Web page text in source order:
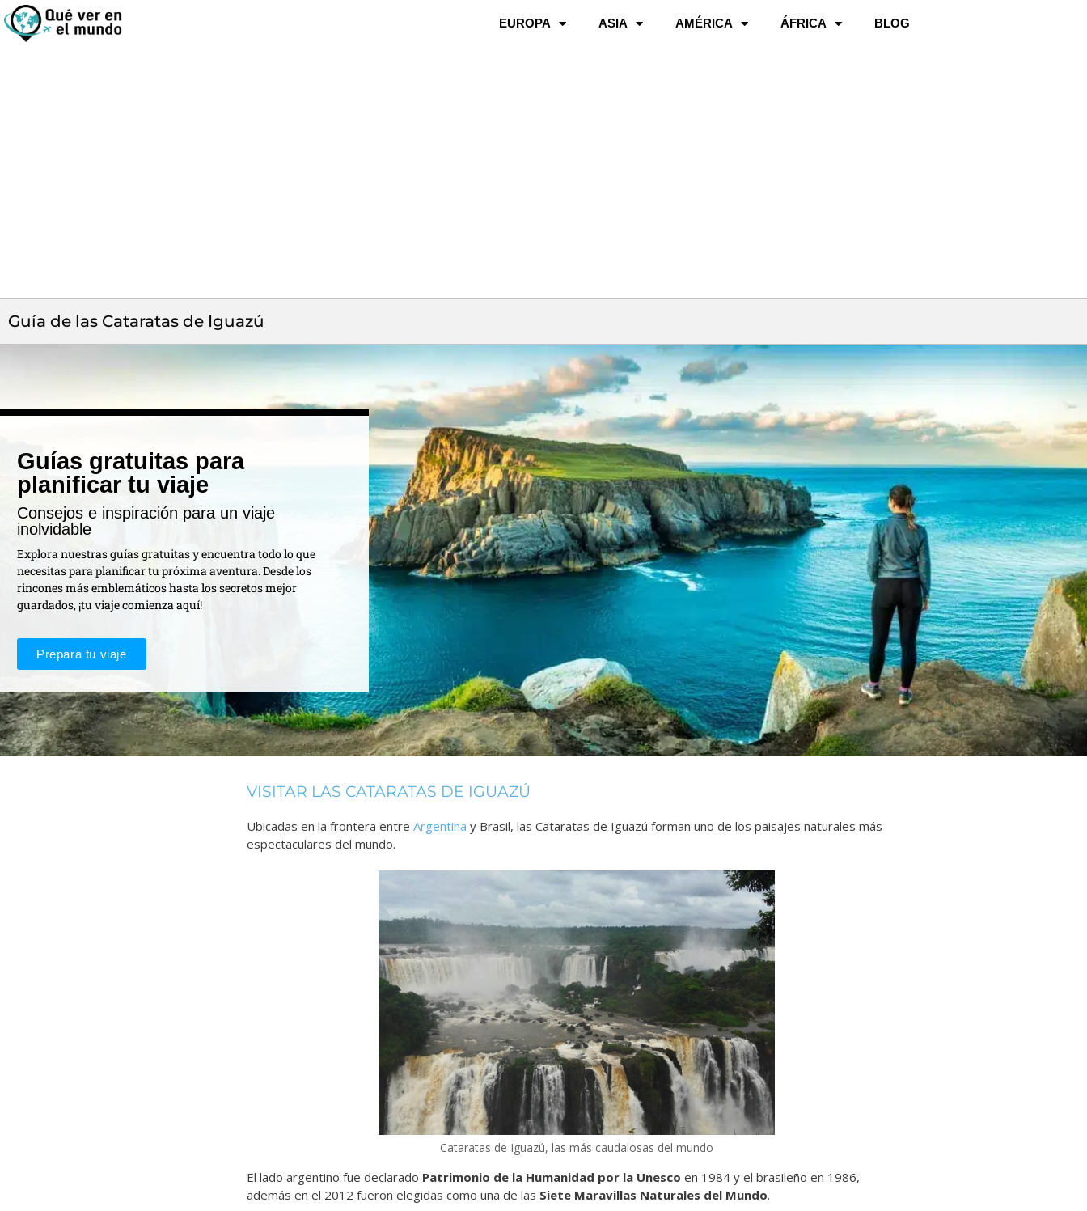
EUROPA ASIA AMÉRICA ÁFRICA BLOG
Guía de las Cataratas de Iguazú
Guías gratuitas para
planificar tu viaje
Consejos e inspiración para un viaje
inolvidable
Explora nuestras guías gratuitas y encuentra todo lo que
necesitas para planificar tu próxima aventura. Desde los
rincones más emblemáticos hasta los secretos mejor
guardados, ¡tu viaje comienza aquí!
Prepara tu viaje
VISITAR LAS CATARATAS DE IGUAZÚ
Ubicadas en la frontera entre Argentina y Brasil, las Cataratas de Iguazú forman uno de los paisajes naturales más
espectaculares del mundo.
Cataratas de Iguazú, las más caudalosas del mundo
El lado argentino fue declarado Patrimonio de la Humanidad por la Unesco en 1984 y el brasileño en 1986,
además en el 2012 fueron elegidas como una de las Siete Maravillas Naturales del Mundo.